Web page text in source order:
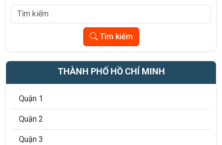
Tìm kiếm
THÀNH PHỐ HỒ CHÍ MINH
Quận 1
Quận 2
Quận 3